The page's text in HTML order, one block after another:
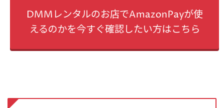
DMMレンタルのお店でAmazonPayが使
えるのかを今すぐ確認したい方はこちら